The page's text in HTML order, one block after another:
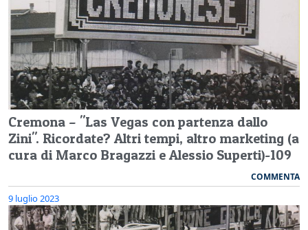
Cremona – "Las Vegas con partenza dallo
Zini". Ricordate? Altri tempi, altro marketing (a
cura di Marco Bragazzi e Alessio Superti)-109
COMMENTA
9 luglio 2023